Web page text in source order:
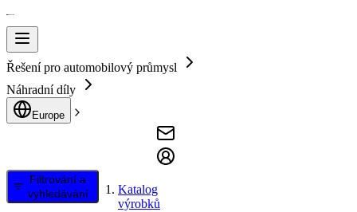
Řešení pro automobilový průmysl
Náhradní díly
Europe
Filtrování a
vyhledávání
Katalog
výrobků